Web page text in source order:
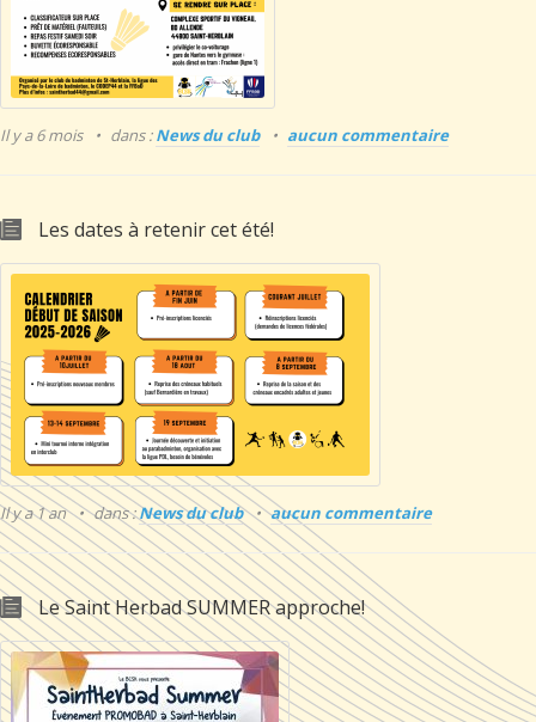
Il y a 6 mois dans :News du club aucun commentaire
Les dates à retenir cet été!
Il y a 1 an dans :News du club aucun commentaire
Le Saint Herbad SUMMER approche!